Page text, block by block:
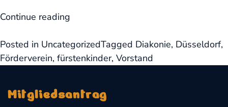
Continue reading
die
Neuen“
Posted in UncategorizedTagged Diakonie, Düsseldorf,
Förderverein, fürstenkinder, Vorstand
Mitgliedsantrag